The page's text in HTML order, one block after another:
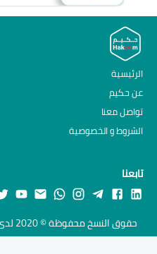
الرئيسية
عن حكيم
تواصل معنا
الشروط و الخصوصية
تابعنا
حقوق النسخ محفوظة © 2020 لدى